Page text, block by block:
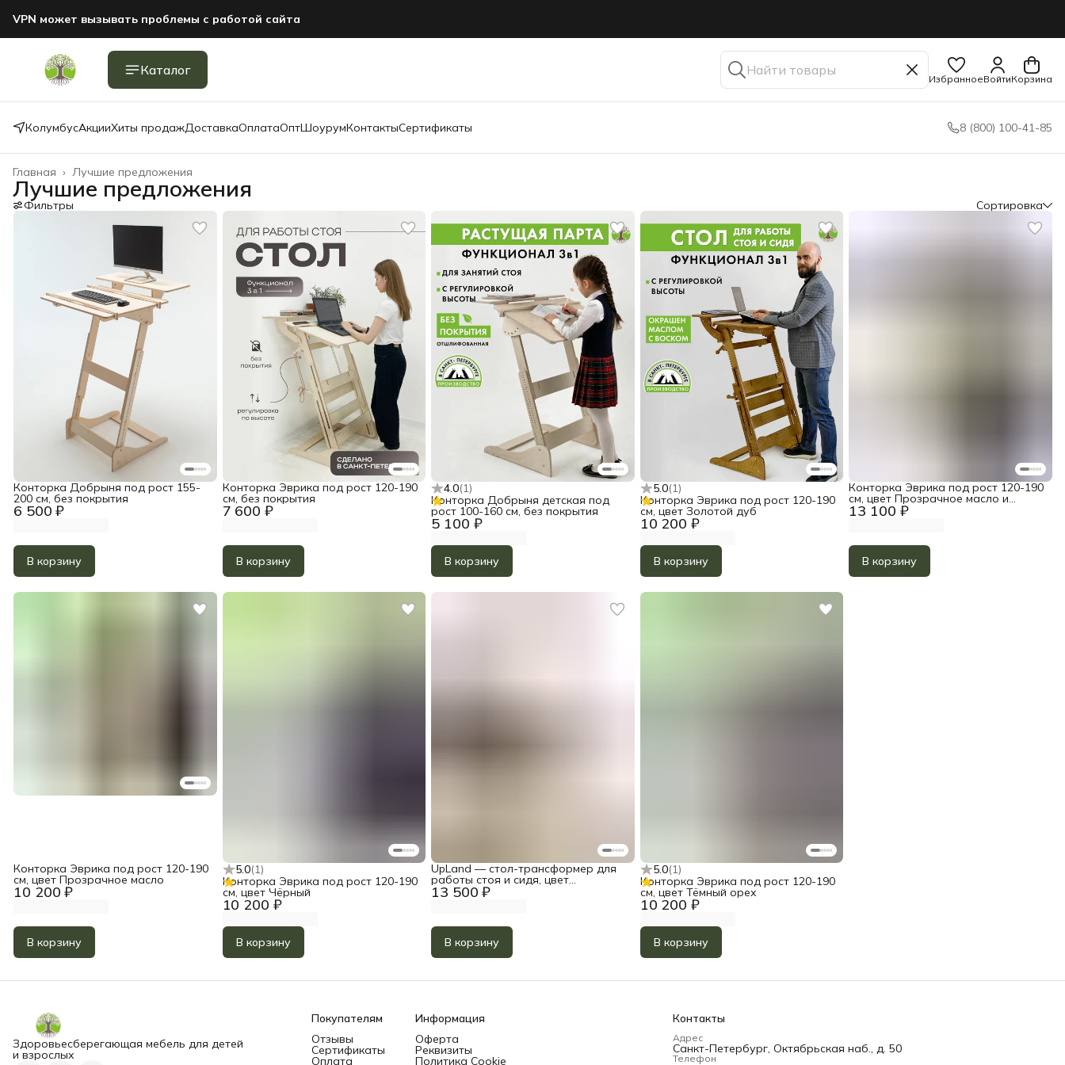
VPN может вызывать проблемы с работой сайта
Каталог
ИзбранноеВойтиКорзина
КолумбусАкцииХиты продажДоставкаОплатаОптШоурумКонтактыСертификаты 8 (800) 100-41-85
Лучшие предложения
Главная ›
Лучшие предложения
Фильтры Сортировка
6 500 ₽
Конторка Добрыня под рост 155-
200 см, без покрытия
В корзину
7 600 ₽
Конторка Эврика под рост 120-190
см, без покрытия
В корзину
4.0(1)
5 100 ₽
Конторка Добрыня детская под
рост 100-160 см, без покрытия
В корзину
5.0(1)
10 200 ₽
Конторка Эврика под рост 120-190
см, цвет Золотой дуб
В корзину
13 100 ₽
Конторка Эврика под рост 120-190
см, цвет Прозрачное масло и
Белый акрил
В корзину
10 200 ₽
Конторка Эврика под рост 120-190
см, цвет Прозрачное масло
В корзину
5.0(1)
10 200 ₽
Конторка Эврика под рост 120-190
см, цвет Чёрный
В корзину
13 500 ₽
UpLand — стол-трансформер для
работы стоя и сидя, цвет
Прозрачное масло
В корзину
5.0(1)
10 200 ₽
Конторка Эврика под рост 120-190
см, цвет Тёмный орех
В корзину
Здоровьесберегающая мебель для детей
и взрослых
Покупателям
Отзывы
Сертификаты
Оплата
Информация
Оферта
Реквизиты
Политика Cookie
Контакты
Адрес
Санкт-Петербург, Октябрьская наб., д. 50
Телефон